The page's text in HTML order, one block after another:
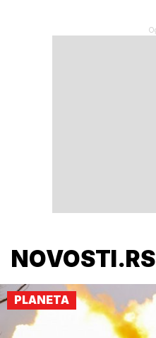
NOVOSTI.RS
PLANETA